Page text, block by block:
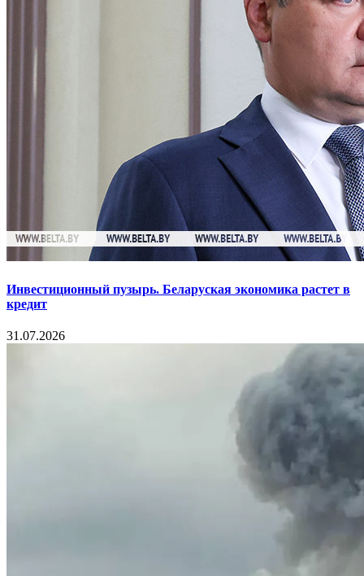
Инвестиционный пузырь. Беларуская экономика растет в
кредит
31.07.2026